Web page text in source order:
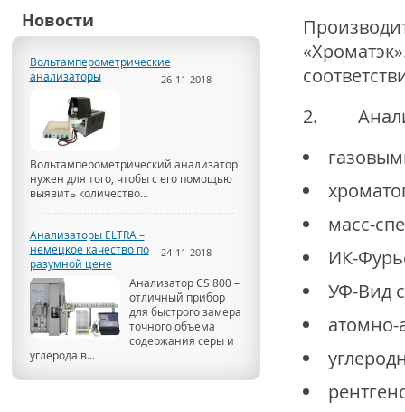
Новости
Вольтамперометрические
анализаторы
26-11-2018
Вольтамперометрический анализатор
нужен для того, чтобы с его помощью
выявить количество...
Анализаторы ELTRA –
немецкое качество по
разумной цене
24-11-2018
Анализатор CS 800 –
отличный прибор
для быстрого замера
точного объема
содержания серы и
углерода в...
2.
масс-
ИК-
УФ-Вид